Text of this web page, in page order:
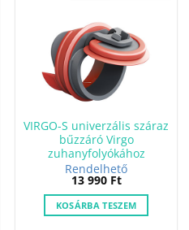
VIRGO-S univerzális száraz
bűzzáró Virgo
zuhanyfolyókához
Rendelhető
13 990 Ft
KOSÁRBA TESZEM